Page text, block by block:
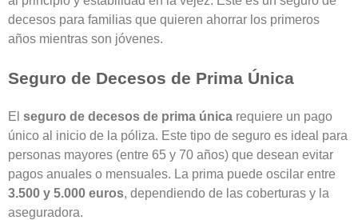
decesos para familias que quieren ahorrar los primeros
años mientras son jóvenes.
Seguro de Decesos de Prima Única
El seguro de decesos de prima única requiere un pago
único al inicio de la póliza. Este tipo de seguro es ideal para
personas mayores (entre 65 y 70 años) que desean evitar
pagos anuales o mensuales. La prima puede oscilar entre
3.500 y 5.000 euros, dependiendo de las coberturas y la
aseguradora.